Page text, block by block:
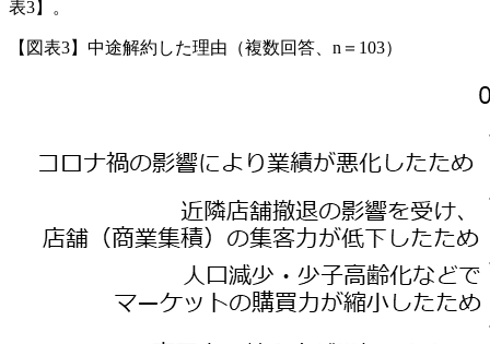
表3】。
【図表3】中途解約した理由（複数回答、n＝103）